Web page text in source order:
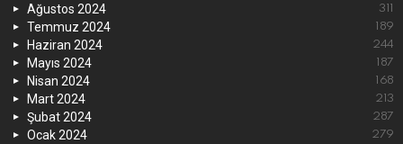
Ağustos 2024 311
Temmuz 2024 189
Haziran 2024 244
Mayıs 2024 187
Nisan 2024 168
Mart 2024 213
Şubat 2024 287
Ocak 2024 279